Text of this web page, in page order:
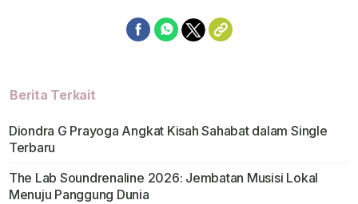
Berita Terkait
Diondra G Prayoga Angkat Kisah Sahabat dalam Single
Terbaru
The Lab Soundrenaline 2026: Jembatan Musisi Lokal
Menuju Panggung Dunia